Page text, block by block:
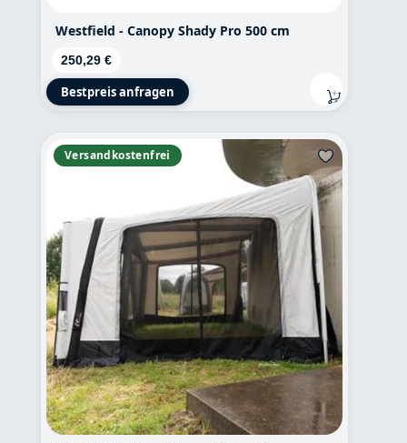
Westfield - Canopy Shady Pro 500 cm
Regulärer Preis:
250,29 €
Bestpreis anfragen
Versandkostenfrei